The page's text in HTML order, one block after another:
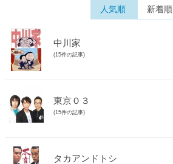
人気順 新着順
中川家
(15件の記事)
東京０３
(15件の記事)
タカアンドトシ